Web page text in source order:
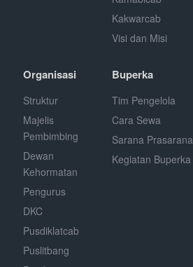
Kakwarcab
Visi dan Misi
Organisasi
Struktur
Majelis
Pembimbing
Dewan
Kehormatan
Pengurus
DKC
Pusdiklatcab
Puslitbang
Buperka
Tim Pengelola
Cara Sewa
Sarana Prasarana
Kegiatan Buperka